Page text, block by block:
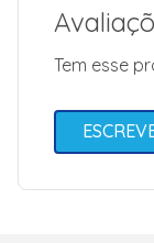
Tem esse